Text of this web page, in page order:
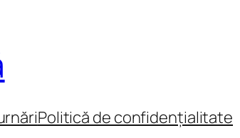
Politică de confidențialitate